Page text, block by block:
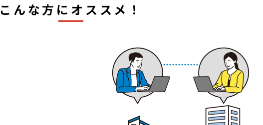
こんな方にオススメ！